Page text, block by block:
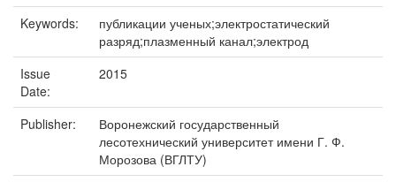
Keywords:
публикации ученых;электростатический
разряд;плазменный канал;электрод
Issue
Date:
2015
Publisher:
Воронежский государственный
лесотехнический университет имени Г. Ф.
Морозова (ВГЛТУ)